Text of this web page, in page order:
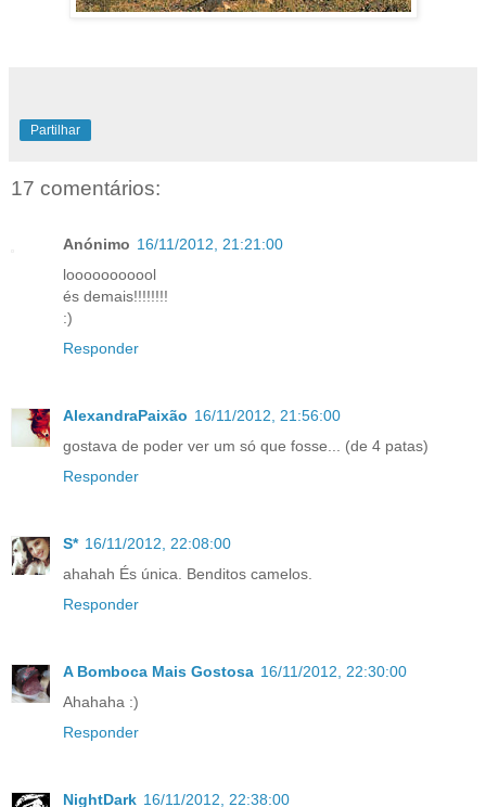
Partilhar
17 comentários:
Anónimo 16/11/2012, 21:21:00
looooooooool
és demais!!!!!!!!
:)
Responder
AlexandraPaixão 16/11/2012, 21:56:00
gostava de poder ver um só que fosse... (de 4 patas)
Responder
S* 16/11/2012, 22:08:00
ahahah És única. Benditos camelos.
Responder
A Bomboca Mais Gostosa 16/11/2012, 22:30:00
Ahahaha :)
Responder
NightDark 16/11/2012, 22:38:00